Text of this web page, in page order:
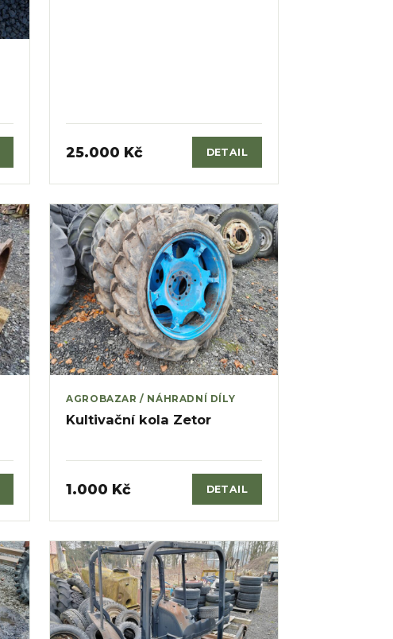
25.000 Kč DETAIL
AGROBAZAR / NÁHRADNÍ DÍLY
Kultivační kola Zetor
1.000 Kč DETAIL